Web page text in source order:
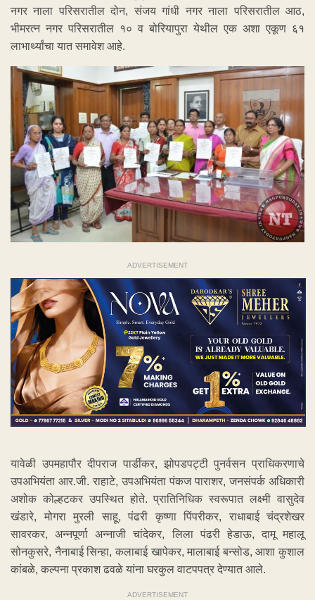
नगर नाला परिसरातील दोन, संजय गांधी नगर नाला परिसरातील आठ,
भीमरत्न नगर परिसरातील १० व बोरियापुरा येथील एक अशा एकूण ६१
लाभार्थ्यांचा यात समावेश आहे.
ADVERTISEMENT
यावेळी उपमहापौर दीपराज पार्डीकर, झोपडपट्टी पुनर्वसन प्राधिकरणाचे
उपअभियंता आर.जी. राहाटे, उपअभियंता पंकज पाराशर, जनसंपर्क अधिकारी
अशोक कोल्हटकर उपस्थित होते. प्रातिनिधिक स्वरूपात लक्ष्मी वासुदेव
खंडारे, मोगरा मुरली साहू, पंढरी कृष्णा पिंपरीकर, राधाबाई चंद्रशेखर
सावरकर, अन्नपूर्णा अन्नाजी चांदेकर, लिला पंढरी हेडाऊ, दामू महालू
सोनकुसरे, नैनाबाई सिन्हा, कलाबाई खापेकर, मालाबाई बन्सोड, आशा कुशाल
कांबळे, कल्पना प्रकाश ढवळे यांना घरकुल वाटपपत्र देण्यात आले.
ADVERTISEMENT